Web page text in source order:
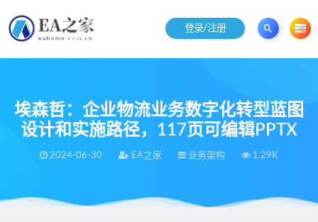
登录/注册
埃森哲：企业物流业务数字化转型蓝图
设计和实施路径，117页可编辑PPTX
2024-06-30 EA之家 业务架构 1.29K